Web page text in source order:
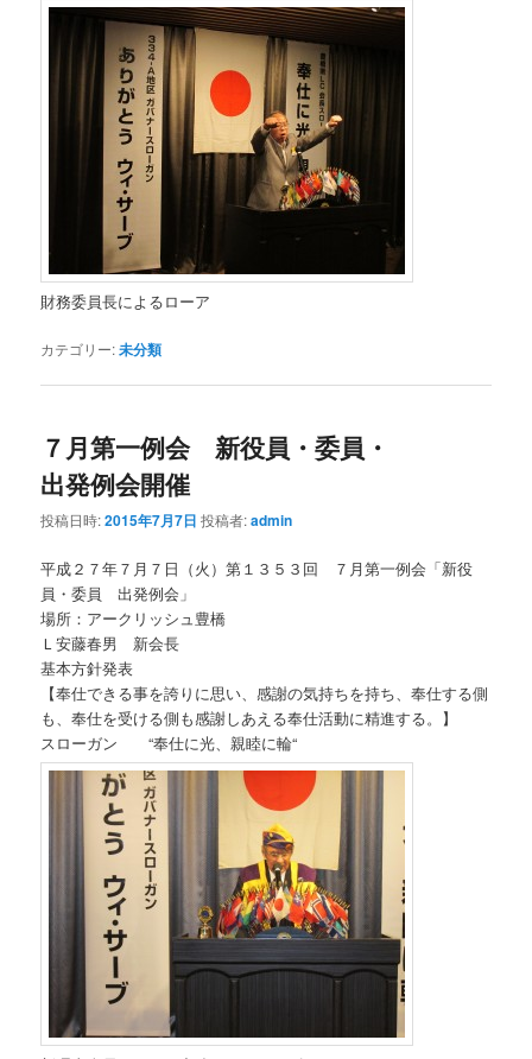
財務委員長によるローア
カテゴリー:未分類
７月第一例会 新役員・委員・
出発例会開催
投稿日時:2015年7月7日 投稿者:admin
平成２７年７月７日（火）第１３５３回 ７月第一例会「新役
員・委員 出発例会」
場所：アークリッシュ豊橋
Ｌ安藤春男 新会長
基本方針発表
【奉仕できる事を誇りに思い、感謝の気持ちを持ち、奉仕する側
も、奉仕を受ける側も感謝しあえる奉仕活動に精進する。】
スローガン “奉仕に光、親睦に輪“